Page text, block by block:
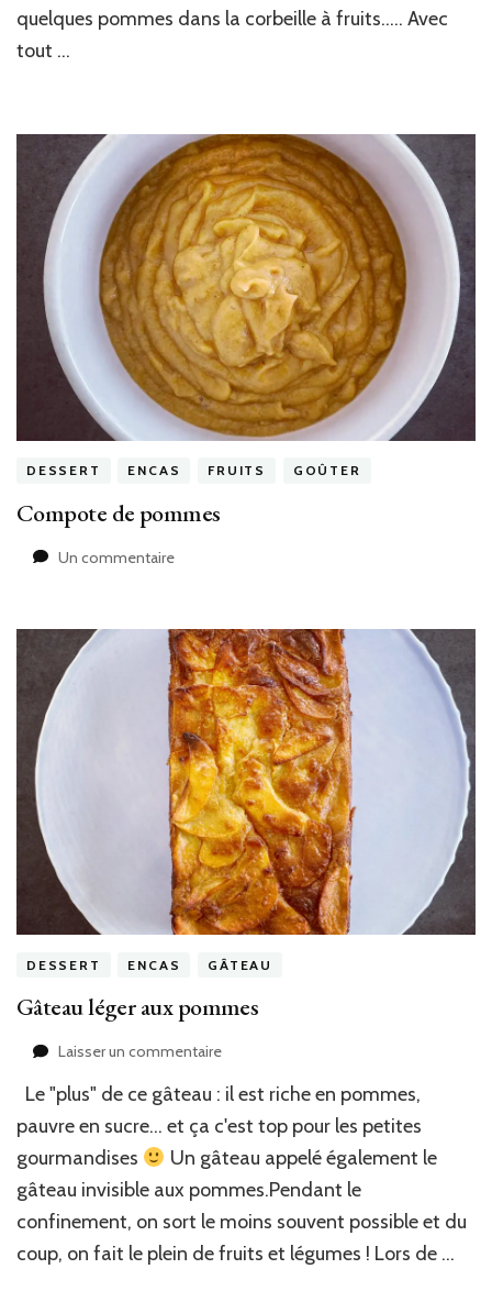
quelques pommes dans la corbeille à fruits….. Avec
tout …
DESSERT ENCAS FRUITS GOÛTER
Compote de pommes
Un commentairesur
pommes
DESSERT ENCAS GÂTEAU
Gâteau léger aux pommes
Laisser un commentairesur
léger
aux
pommes
Le "plus" de ce gâteau : il est riche en pommes,
pauvre en sucre… et ça c'est top pour les petites
gourmandises
Un gâteau appelé également le
gâteau invisible aux pommes.Pendant le
confinement, on sort le moins souvent possible et du
coup, on fait le plein de fruits et légumes ! Lors de …